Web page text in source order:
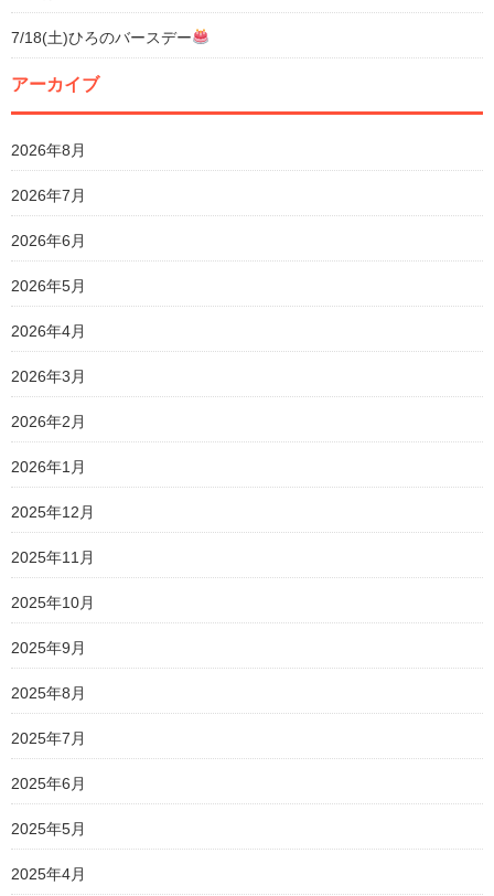
7/18(土)ひろのバースデー
アーカイブ
2026年8月
2026年7月
2026年6月
2026年5月
2026年4月
2026年3月
2026年2月
2026年1月
2025年12月
2025年11月
2025年10月
2025年9月
2025年8月
2025年7月
2025年6月
2025年5月
2025年4月